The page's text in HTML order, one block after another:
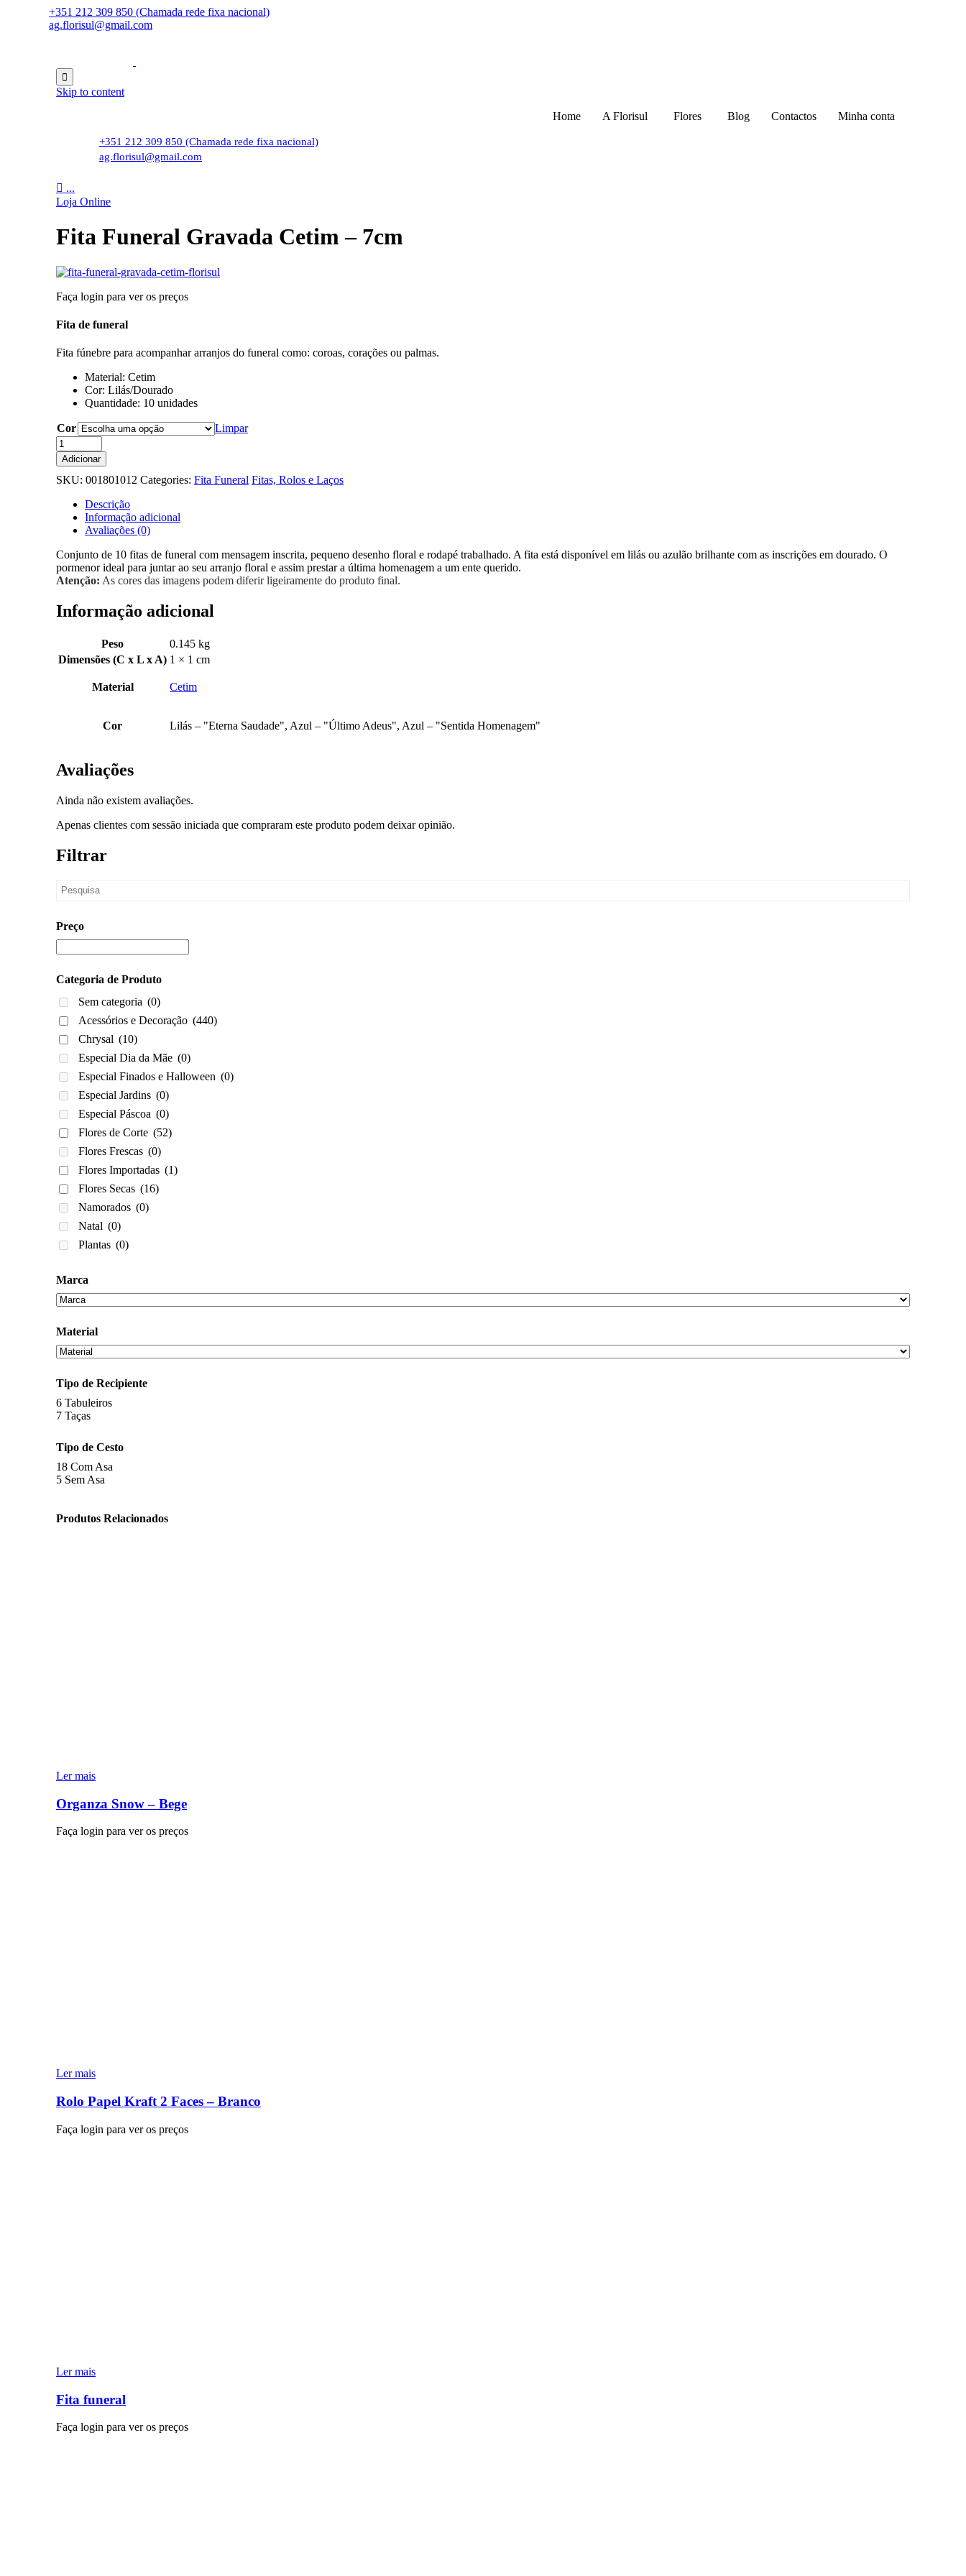
+351 212 309 850 (Chamada rede fixa nacional)
ag.florisul@gmail.com

Skip to content
Home
A Florisul Flores Blog Contactos Minha conta
+351 212 309 850 (Chamada rede fixa nacional)
ag.florisul@gmail.com
 ...
Loja Online
Fita Funeral Gravada Cetim – 7cm
Faça login para ver os preços
Fita de funeral
Fita fúnebre para acompanhar arranjos do funeral como: coroas, corações ou palmas.
Material: Cetim
Cor: Lilás/Dourado
Quantidade: 10 unidades
Cor
Limpar
Quantidade
de
Fita
Funeral
Cetim
7cm
Adicionar
SKU: 001801012 Categories: Fita Funeral Fitas, Rolos e Laços
Descrição
Informação adicional
Avaliações (0)
Conjunto de 10 fitas de funeral com mensagem inscrita, pequeno desenho floral e rodapé trabalhado. A fita está disponível em lilás ou azulão brilhante com as inscrições em dourado. O
pormenor ideal para juntar ao seu arranjo floral e assim prestar a última homenagem a um ente querido.
Atenção: As cores das imagens podem diferir ligeiramente do produto final.
Informação adicional
Peso
0.145 kg
Dimensões (C x L x A) 1 × 1 cm
Material Cetim
Cor Lilás – "Eterna Saudade", Azul – "Último Adeus", Azul – "Sentida Homenagem"
Avaliações
Ainda não existem avaliações.
Apenas clientes com sessão iniciada que compraram este produto podem deixar opinião.
Filtrar
Preço
Categoria de Produto
Sem categoria (0)
Acessórios e Decoração (440)
Chrysal (10)
Especial Dia da Mãe (0)
Especial Finados e Halloween (0)
Especial Jardins (0)
Especial Páscoa (0)
Flores de Corte (52)
Flores Frescas (0)
Flores Importadas (1)
Flores Secas (16)
Namorados (0)
Natal (0)
Plantas (0)
Marca
Material
Tipo de Recipiente
6 Tabuleiros
7 Taças
Tipo de Cesto
18 Com Asa
5 Sem Asa
Produtos Relacionados
Ler mais
Organza Snow – Bege
Faça login para ver os preços
Ler mais
Rolo Papel Kraft 2 Faces – Branco
Faça login para ver os preços
Ler mais
Fita funeral
Faça login para ver os preços